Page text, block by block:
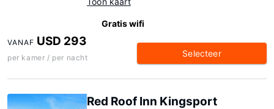
Gratis wifi
VANAF USD 293
per kamer / per nacht Selecteer
Red Roof Inn Kingsport